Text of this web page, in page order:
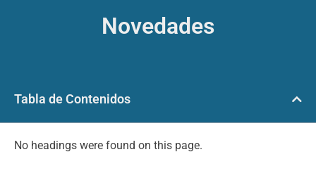
Novedades
Tabla de Contenidos
No headings were found on this page.